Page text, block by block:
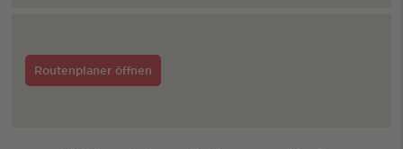
Routenplaner öffnen